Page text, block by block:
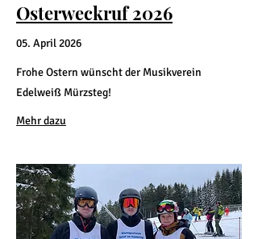
Osterweckruf 2026
05. April 2026
Frohe Ostern wünscht der Musikverein
Edelweiß Mürzsteg!
Mehr dazu